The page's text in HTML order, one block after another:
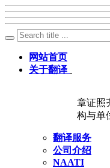
网站首页
关于翻译
章证照
构与单
翻译服务
公司介绍
NAATI